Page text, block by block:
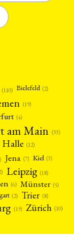
(110) Bielefeld (2)
(19)
(4)
am Main (33)
Halle (12)
Jena (7) Kiel (3)
Leipzig (18)
(6) Münster (5)
(2) Trier (8)
(19) Zürich (10)